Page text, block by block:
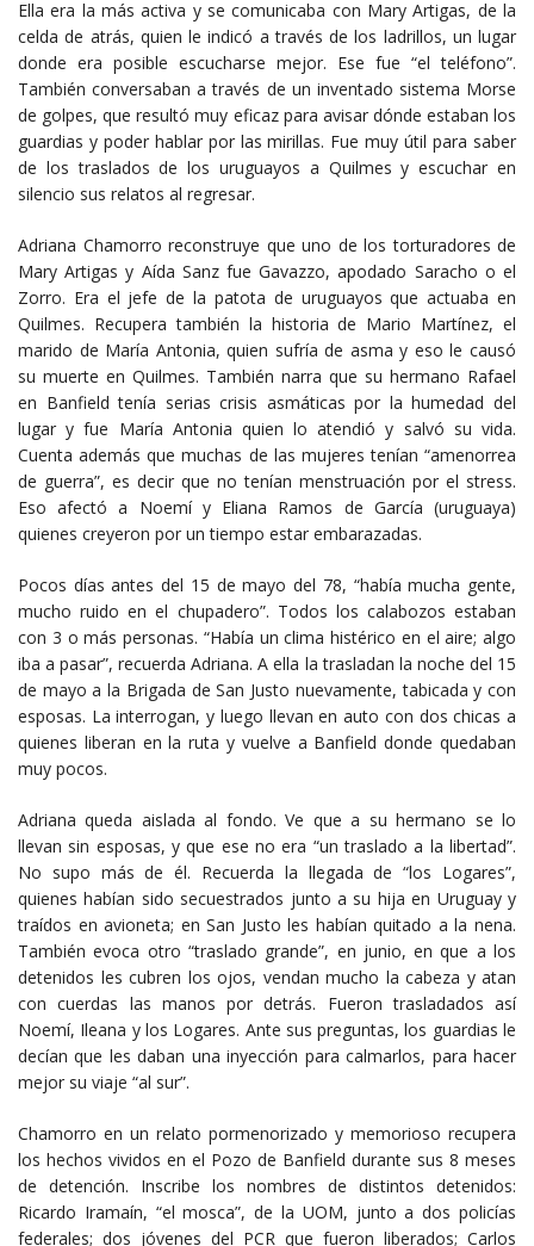
Ella era la más activa y se comunicaba con Mary Artigas, de la
celda de atrás, quien le indicó a través de los ladrillos, un lugar
donde era posible escucharse mejor. Ese fue “el teléfono”.
También conversaban a través de un inventado sistema Morse
de golpes, que resultó muy eficaz para avisar dónde estaban los
guardias y poder hablar por las mirillas. Fue muy útil para saber
de los traslados de los uruguayos a Quilmes y escuchar en
silencio sus relatos al regresar.
Adriana Chamorro reconstruye que uno de los torturadores de
Mary Artigas y Aída Sanz fue Gavazzo, apodado Saracho o el
Zorro. Era el jefe de la patota de uruguayos que actuaba en
Quilmes. Recupera también la historia de Mario Martínez, el
marido de María Antonia, quien sufría de asma y eso le causó
su muerte en Quilmes. También narra que su hermano Rafael
en Banfield tenía serias crisis asmáticas por la humedad del
lugar y fue María Antonia quien lo atendió y salvó su vida.
Cuenta además que muchas de las mujeres tenían “amenorrea
de guerra”, es decir que no tenían menstruación por el stress.
Eso afectó a Noemí y Eliana Ramos de García (uruguaya)
quienes creyeron por un tiempo estar embarazadas.
Pocos días antes del 15 de mayo del 78, “había mucha gente,
mucho ruido en el chupadero”. Todos los calabozos estaban
con 3 o más personas. “Había un clima histérico en el aire; algo
iba a pasar”, recuerda Adriana. A ella la trasladan la noche del 15
de mayo a la Brigada de San Justo nuevamente, tabicada y con
esposas. La interrogan, y luego llevan en auto con dos chicas a
quienes liberan en la ruta y vuelve a Banfield donde quedaban
muy pocos.
Adriana queda aislada al fondo. Ve que a su hermano se lo
llevan sin esposas, y que ese no era “un traslado a la libertad”.
No supo más de él. Recuerda la llegada de “los Logares”,
quienes habían sido secuestrados junto a su hija en Uruguay y
traídos en avioneta; en San Justo les habían quitado a la nena.
También evoca otro “traslado grande”, en junio, en que a los
detenidos les cubren los ojos, vendan mucho la cabeza y atan
con cuerdas las manos por detrás. Fueron trasladados así
Noemí, Ileana y los Logares. Ante sus preguntas, los guardias le
decían que les daban una inyección para calmarlos, para hacer
mejor su viaje “al sur”.
Chamorro en un relato pormenorizado y memorioso recupera
los hechos vividos en el Pozo de Banfield durante sus 8 meses
de detención. Inscribe los nombres de distintos detenidos:
Ricardo Iramaín, “el mosca”, de la UOM, junto a dos policías
federales; dos jóvenes del PCR que fueron liberados; Carlos